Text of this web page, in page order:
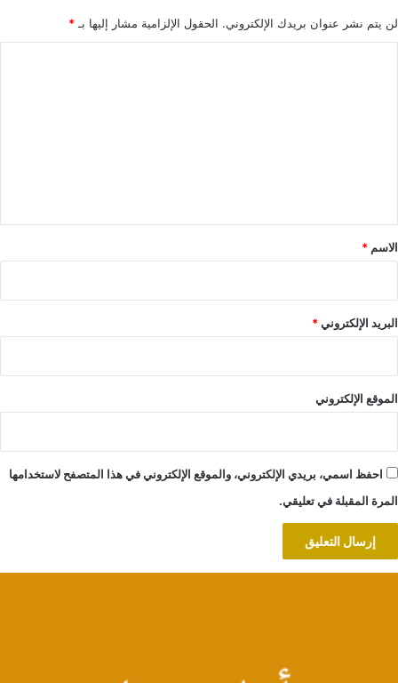
لن يتم نشر عنوان بريدك الإلكتروني. الحقول الإلزامية مشار إليها بـ*
*
الاسم *
البريد الإلكتروني*
الموقع الإلكتروني
احفظ اسمي، بريدي الإلكتروني، والموقع الإلكتروني في هذا المتصفح لاستخدامها
المرة المقبلة في تعليقي.